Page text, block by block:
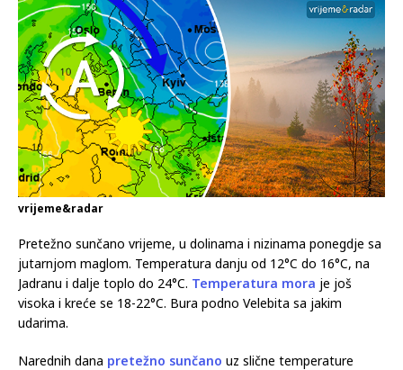
04.11.2024 Komentari isključeni
vrijeme&radar
Pretežno sunčano vrijeme, u dolinama i nizinama ponegdje sa
jutarnjom maglom. Temperatura danju od 12°C do 16°C, na